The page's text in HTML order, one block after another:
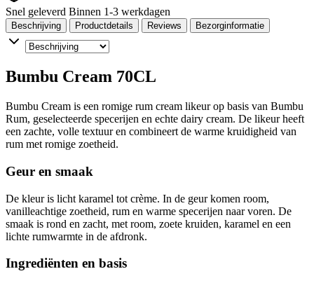
Snel geleverd Binnen 1-3 werkdagen
Beschrijving Productdetails Reviews Bezorginformatie
Bumbu Cream 70CL
Bumbu Cream is een romige rum cream likeur op basis van Bumbu
Rum, geselecteerde specerijen en echte dairy cream. De likeur heeft
een zachte, volle textuur en combineert de warme kruidigheid van
rum met romige zoetheid.
Geur en smaak
De kleur is licht karamel tot crème. In de geur komen room,
vanilleachtige zoetheid, rum en warme specerijen naar voren. De
smaak is rond en zacht, met room, zoete kruiden, karamel en een
lichte rumwarmte in de afdronk.
Ingrediënten en basis